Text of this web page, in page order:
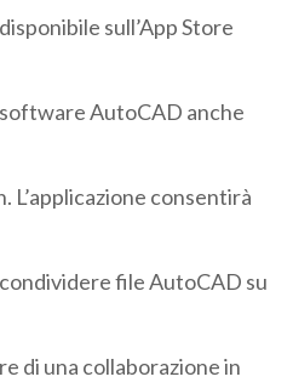
sull’App Store
AutoCAD anche
L’applicazione consentirà
file AutoCAD su
di una collaborazione in